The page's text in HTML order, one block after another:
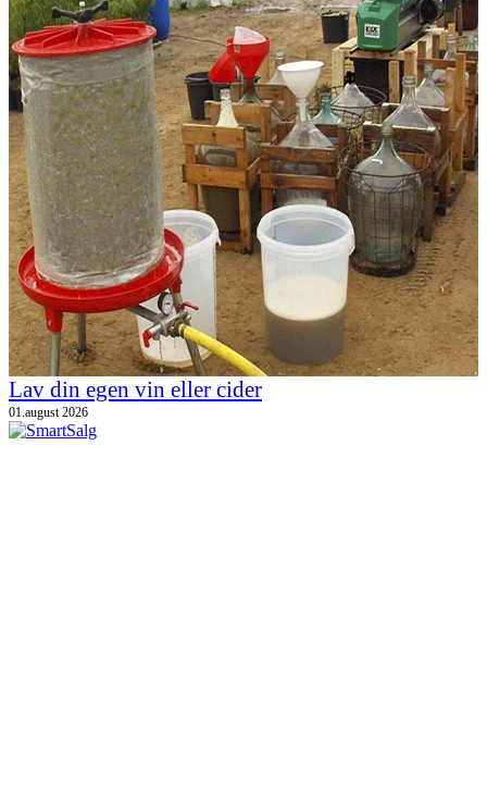
Lav din egen vin eller cider
01.august 2026